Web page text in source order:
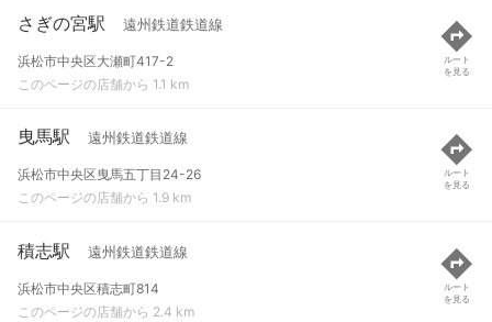
さぎの宮駅 遠州鉄道鉄道線
浜松市中央区大瀬町417-2
このページの店舗から 1.1 km
ルート
を見る
曳馬駅 遠州鉄道鉄道線
浜松市中央区曳馬五丁目24-26
このページの店舗から 1.9 km
ルート
を見る
積志駅 遠州鉄道鉄道線
浜松市中央区積志町814
このページの店舗から 2.4 km
ルート
を見る